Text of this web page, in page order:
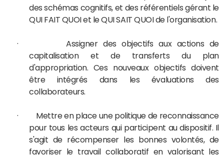
des schémas cognitifs, et des référentiels gérant le
QUI FAIT QUOI et le QUI SAIT QUOI de l'organisation.
· Assigner des objectifs aux actions de
capitalisation et de transferts du plan
d'appropriation. Ces nouveaux objectifs doivent
être intégrés dans les évaluations des
collaborateurs.
· Mettre en place une politique de reconnaissance
pour tous les acteurs qui participent au dispositif. Il
s'agit de récompenser les bonnes volontés, de
favoriser le travail collaboratif en valorisant les